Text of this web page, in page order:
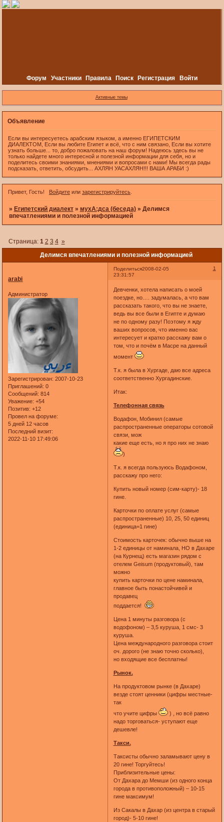
Форум Участники Правила Поиск Регистрация Войти
Активные темы
Объявление
Если вы интересуетесь арабским языком, а именно ЕГИПЕТСКИМ
ДИАЛЕКТОМ, Если вы любите Египет и всё, что с ним связано, Если вы хотите
узнать больше... то, добро пожаловать на наш форум! Надеюсь здесь вы не
только найдете много интересной и полезной информации для себя, но и
поделитесь своими знаниями, мнениями и вопросами с нами! Мы всегда рады
подсказать, ответить, обсудить... АХЛЯН УАСАХЛЯН!!! ВАША АРАБИ :)
Привет, Гость! Войдитеили зарегистрируйтесь.
» Египетский диалект » мухА:дса (беседа) » Делимся
впечатлениями и полезной информацией
Делимся впечатлениями и полезной информацией
Страница: 1 2 3 4 »
Поделиться 1
2008-02-05
23:31:57
arabi
Администратор
Зарегистрирован: 2007-10-23
Приглашений: 0
Сообщений: 814
Уважение: +54
Позитив: +12
Провел на форуме:
5 дней 12 часов
Последний визит:
2022-11-10 17:49:06
Девченки, хотела написать о моей
поездке, но…. задумалась, а что вам
рассказать такого, что вы не знаете,
ведь вы все были в Египте и думаю
не по одному разу! Поэтому я жду
ваших вопросов, что именно вас
интересует и кратко расскажу вам о
том, что и почём в Масре на данный
момент
Т.к. я была в Хургаде, даю все адреса
соответственно Хургадинские.
Итак:
Телефонная связь
Водафон, Мобинил (самые
распространенные операторы сотовой
связи, мож
какие еще есть, но я про них не знаю
)
Т.к. я всегда пользуюсь Водафоном,
расскажу про него:
Купить новый номер (сим-карту)- 18
гине.
Карточки по оплате услуг (самые
распространенные) 10, 25, 50 единиц
(единица=1 гине)
Стоимость карточек: обычно выше на
1-2 единицы от наминала, НО в Дахаре
(на Курнещ) есть магазин рядом с
отелем Geisum (продуктовый), там
можно
купить карточки по цене наминала,
главное быть понастойчивей и
продавец
поддается!
Цена 1 минуты разговора (с
водофоном) – 3,5 куруша, 1 смс- 3
куруша.
Цена международного разговора стоит
оч. дорого (не знаю точно сколько),
но входящие все бесплатны!
Рынок.
На продуктовом рынке (в Дахаре)
везде стоят ценники (цифры местные-
так
что учите цифры
) , но всё равно
надо торговаться- уступают еще
дешевле!
Такси.
Таксисты обычно заламывают цену в
20 гине! Торгуйтесь!
Приблизительные цены:
От Дахара до Мемши (из одного конца
города в противоположный) – 10-15
гине максимум!
Из Сакалы в Дахар (из центра в старый
город)- 5-10 гине!